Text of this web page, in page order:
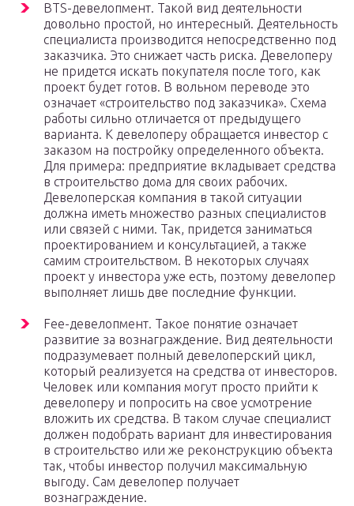
BTS-девелопмент. Такой вид деятельности
довольно простой, но интересный. Деятельность
специалиста производится непосредственно под
заказчика. Это снижает часть риска. Девелоперу
не придется искать покупателя после того, как
проект будет готов. В вольном переводе это
означает «строительство под заказчика». Схема
работы сильно отличается от предыдущего
варианта. К девелоперу обращается инвестор с
заказом на постройку определенного объекта.
Для примера: предприятие вкладывает средства
в строительство дома для своих рабочих.
Девелоперская компания в такой ситуации
должна иметь множество разных специалистов
или связей с ними. Так, придется заниматься
проектированием и консультацией, а также
самим строительством. В некоторых случаях
проект у инвестора уже есть, поэтому девелопер
выполняет лишь две последние функции.
Fee-девелопмент. Такое понятие означает
развитие за вознаграждение. Вид деятельности
подразумевает полный девелоперский цикл,
который реализуется на средства от инвесторов.
Человек или компания могут просто прийти к
девелоперу и попросить на свое усмотрение
вложить их средства. В таком случае специалист
должен подобрать вариант для инвестирования
в строительство или же реконструкцию объекта
так, чтобы инвестор получил максимальную
выгоду. Сам девелопер получает
вознаграждение.